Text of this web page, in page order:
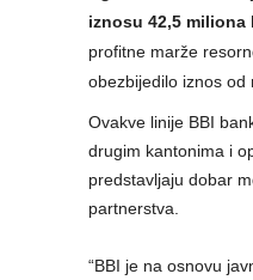
iznosu 42,5 miliona
profitne marže
obezbijedilo iznos od
Ovakve linije BBI
drugim kantonima i
predstavljaju dobar
partnerstva.
“BBI je na osnovu